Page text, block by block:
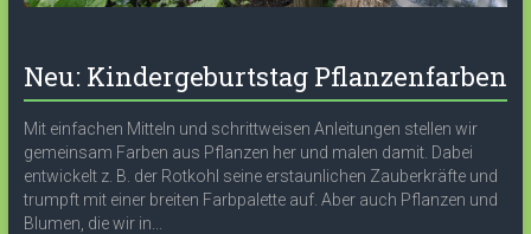
Neu: Kindergeburtstag Pflanzenfarben
Mit einfachen Mitteln und schrittweisen Anleitungen stellen wir
gemeinsam Farben aus Pflanzen her und malen damit. Dabei
entwickelt z. B. der Rotkohl seine erstaunlichen Zauberkräfte und
trumpft mit einer breiten Farbpalette auf. Aber auch Pflanzen und
Blumen, die wir in...